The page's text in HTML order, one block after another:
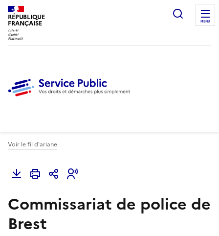
RÉPUBLIQUE
FRANÇAISE
Ouvrir
MENU
Voir le fil d'ariane
Commissariat de police de
Brest